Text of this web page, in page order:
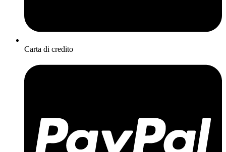
Carta di credito